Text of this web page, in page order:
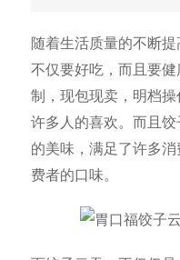
随着生活质量的不断
不仅要好吃，而且要
制，现包现卖，明档
许多人的喜欢。而且
的美味，满足了许多
费者的口味。